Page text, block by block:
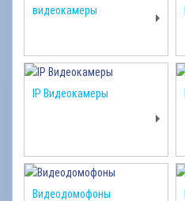
КОНТАКТЫ
видеокамеры
IP Видеокамеры
Видеодомофоны